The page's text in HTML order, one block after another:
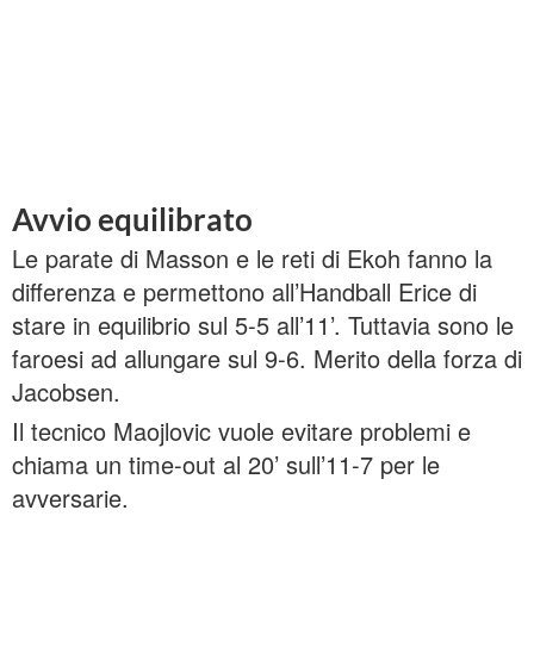
Avvio equilibrato
Le parate di Masson e le reti di Ekoh fanno la
differenza e permettono all’Handball Erice di
stare in equilibrio sul 5-5 all’11’. Tuttavia sono le
faroesi ad allungare sul 9-6. Merito della forza di
Jacobsen.
Il tecnico Maojlovic vuole evitare problemi e
chiama un time-out al 20’ sull’11-7 per le
avversarie.